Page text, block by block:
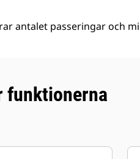
antalet passeringar och
funktionerna